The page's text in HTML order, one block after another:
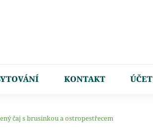
KONTAKT ÚČET
čaj s brusinkou a ostropestřecem